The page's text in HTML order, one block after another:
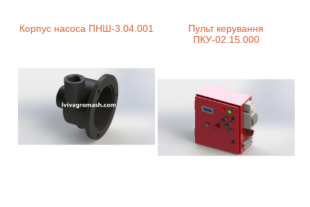
Корпус насоса ПНШ-3.04.001
Пульт керування
ПКУ-02.15.000